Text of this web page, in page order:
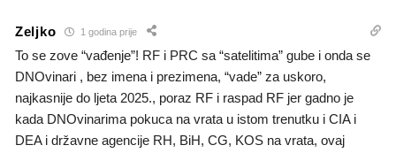
Zeljko 1 godina prije
To se zove “vađenje”! RF i PRC sa “satelitima” gube i onda se
DNOvinari , bez imena i prezimena, “vade” za uskoro,
najkasnije do ljeta 2025., poraz RF i raspad RF jer gadno je
kada DNOvinarima pokuca na vrata u istom trenutku i CIA i
DEA i državne agencije RH, BiH, CG, KOS na vrata, ovaj